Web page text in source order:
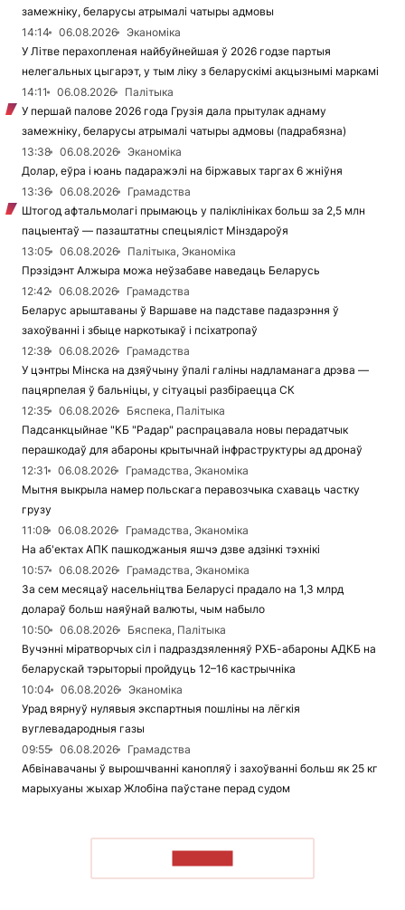
замежніку, беларусы атрымалі чатыры адмовы
14:14
06.08.2026
Эканоміка
У Літве перахопленая найбуйнейшая ў 2026 годзе партыя
нелегальных цыгарэт, у тым ліку з беларускімі акцызнымі маркамі
14:11
06.08.2026
Палітыка
У першай палове 2026 года Грузія дала прытулак аднаму
замежніку, беларусы атрымалі чатыры адмовы (падрабязна)
13:38
06.08.2026
Эканоміка
Долар, еўра і юань падаражэлі на біржавых таргах 6 жніўня
13:36
06.08.2026
Грамадства
Штогод афтальмолагі прымаюць у паліклініках больш за 2,5 млн
пацыентаў — пазаштатны спецыяліст Мінздароўя
13:05
06.08.2026
Палітыка, Эканоміка
Прэзідэнт Алжыра можа неўзабаве наведаць Беларусь
12:42
06.08.2026
Грамадства
Беларус арыштаваны ў Варшаве на падставе падазрэння ў
захоўванні і збыце наркотыкаў і псіхатропаў
12:38
06.08.2026
Грамадства
У цэнтры Мінска на дзяўчыну ўпалі галіны надламанага дрэва —
пацярпелая ў бальніцы, у сітуацыі разбіраецца СК
12:35
06.08.2026
Бяспека, Палітыка
Падсанкцыйнае "КБ "Радар" распрацавала новы перадатчык
перашкодаў для абароны крытычнай інфраструктуры ад дронаў
12:31
06.08.2026
Грамадства, Эканоміка
Мытня выкрыла намер польскага перавозчыка схаваць частку
грузу
11:08
06.08.2026
Грамадства, Эканоміка
На аб'ектах АПК пашкоджаныя яшчэ дзве адзінкі тэхнікі
10:57
06.08.2026
Грамадства, Эканоміка
За сем месяцаў насельніцтва Беларусі прадало на 1,3 млрд
долараў больш наяўнай валюты, чым набыло
10:50
06.08.2026
Бяспека, Палітыка
Вучэнні міратворчых сіл і падраздзяленняў РХБ-абароны АДКБ на
беларускай тэрыторыі пройдуць 12–16 кастрычніка
10:04
06.08.2026
Эканоміка
Урад вярнуў нулявыя экспартныя пошліны на лёгкія
вуглевадародныя газы
09:55
06.08.2026
Грамадства
Абвінавачаны ў вырошчванні канопляў і захоўванні больш як 25 кг
марыхуаны жыхар Жлобіна паўстане перад судом